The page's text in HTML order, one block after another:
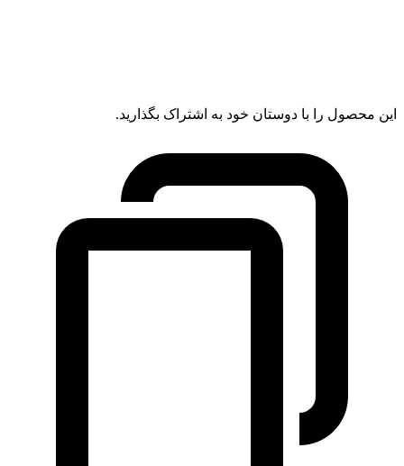
این محصول را با دوستان خود به اشتراک بگذارید.